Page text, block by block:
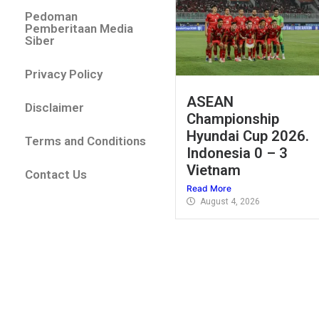
Pedoman
Pemberitaan Media
Siber
Privacy Policy
Disclaimer
Terms and Conditions
Contact Us
ASEAN
Championship
Hyundai Cup 2026.
Indonesia 0 – 3
Vietnam
Read More
August 4, 2026